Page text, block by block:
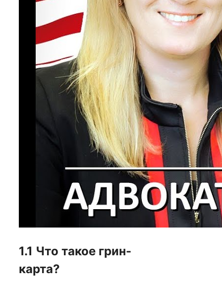
1.1 Что такое грин-
карта?